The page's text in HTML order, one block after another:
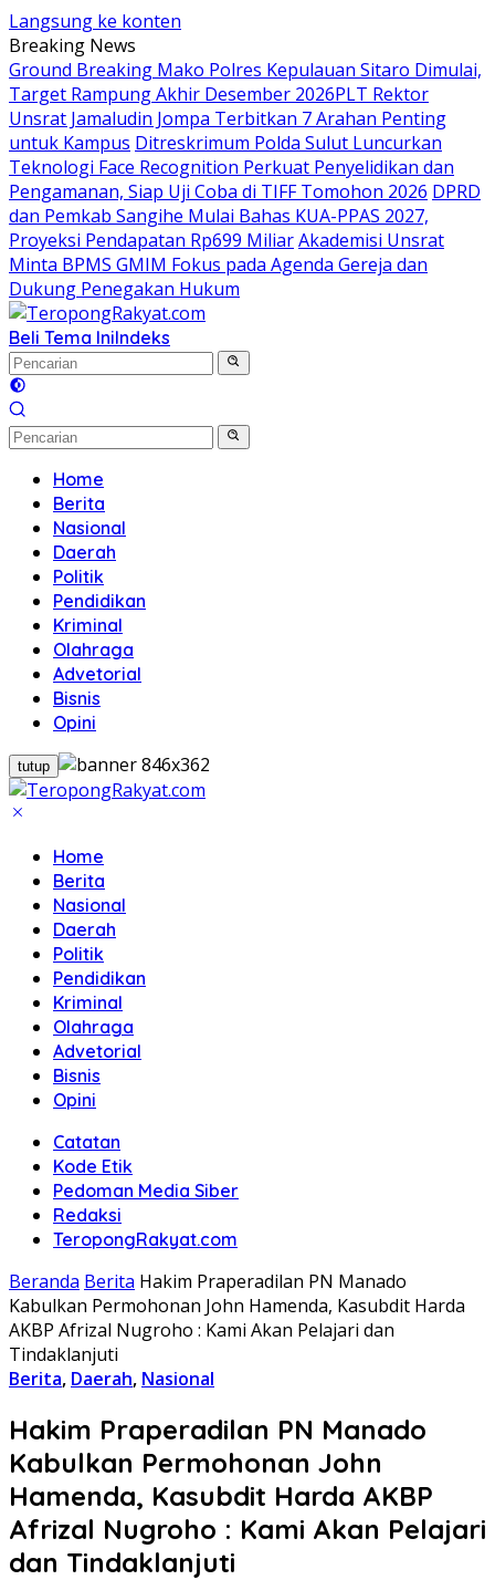
Langsung ke konten
Breaking News
Ground Breaking Mako Polres Kepulauan Sitaro Dimulai,
Target Rampung Akhir Desember 2026​PLT Rektor
Unsrat Jamaludin Jompa Terbitkan 7 Arahan Penting
untuk Kampus Ditreskrimum Polda Sulut Luncurkan
Teknologi Face Recognition Perkuat Penyelidikan dan
Pengamanan, Siap Uji Coba di TIFF Tomohon 2026 DPRD
dan Pemkab Sangihe Mulai Bahas KUA-PPAS 2027,
Proyeksi Pendapatan Rp699 MiliarAkademisi Unsrat
Minta BPMS GMIM Fokus pada Agenda Gereja dan
Dukung Penegakan Hukum
Beli Tema IniIndeks
Home
Berita
Nasional
Daerah
Politik
Pendidikan
Kriminal
Olahraga
Advetorial
Bisnis
Opini
tutup
Home
Berita
Nasional
Daerah
Politik
Pendidikan
Kriminal
Olahraga
Advetorial
Bisnis
Opini
Catatan
Kode Etik
Pedoman Media Siber
Redaksi
TeropongRakyat.com
Beranda Berita Hakim Praperadilan PN Manado
Kabulkan Permohonan John Hamenda, Kasubdit Harda
AKBP Afrizal Nugroho : Kami Akan Pelajari dan
Tindaklanjuti
Berita, Daerah, Nasional
Hakim Praperadilan PN Manado
Kabulkan Permohonan John
Hamenda, Kasubdit Harda AKBP
Afrizal Nugroho : Kami Akan Pelajari
dan Tindaklanjuti